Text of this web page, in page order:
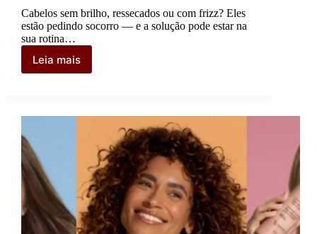
Cabelos sem brilho, ressecados ou com frizz? Eles
estão pedindo socorro — e a solução pode estar na
sua rotina…
Leia maisCronograma
para
casa
com
resultados
visíveis!